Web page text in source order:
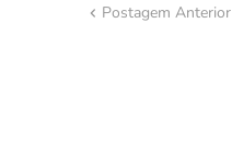
Postagem Anterior